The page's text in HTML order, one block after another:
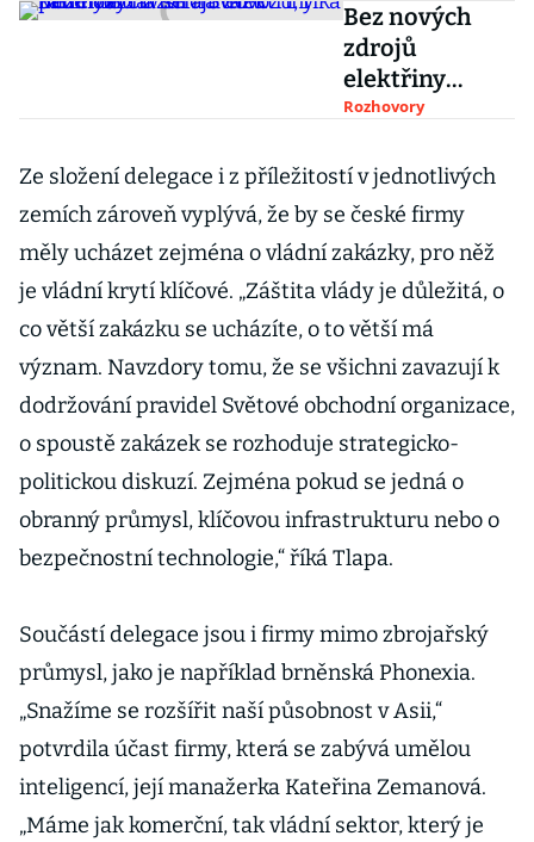
Bez nových
zdrojů
elektřiny
budeme závislí
říká kandidát
na šéfa Svazu
průmyslu
Rozhovory
Ze složení delegace i z příležitostí v jednotlivých
zemích zároveň vyplývá, že by se české firmy
měly ucházet zejména o vládní zakázky, pro něž
je vládní krytí klíčové. „Záštita vlády je důležitá, o
co větší zakázku se ucházíte, o to větší má
význam. Navzdory tomu, že se všichni zavazují k
dodržování pravidel Světové obchodní organizace,
o spoustě zakázek se rozhoduje strategicko-
politickou diskuzí. Zejména pokud se jedná o
obranný průmysl, klíčovou infrastrukturu nebo o
bezpečnostní technologie,“ říká Tlapa.
Součástí delegace jsou i firmy mimo zbrojařský
průmysl, jako je například brněnská Phonexia.
„Snažíme se rozšířit naší působnost v Asii,“
potvrdila účast firmy, která se zabývá umělou
inteligencí, její manažerka Kateřina Zemanová.
„Máme jak komerční, tak vládní sektor, který je